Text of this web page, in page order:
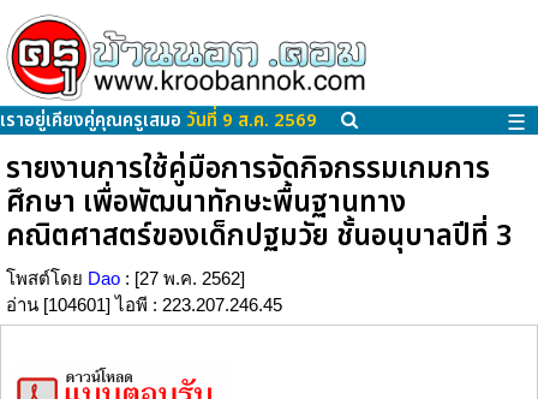
เราอยู่เคียงคู่คุณครูเสมอ วันที่ 9 ส.ค. 2569 ☰
รายงานการใช้คู่มือการจัดกิจกรรมเกมการ
ศึกษา เพื่อพัฒนาทักษะพื้นฐานทาง
คณิตศาสตร์ของเด็กปฐมวัย ชั้นอนุบาลปีที่ 3
โพสต์โดย Dao : [27 พ.ค. 2562]
อ่าน [104601] ไอพี : 223.207.246.45